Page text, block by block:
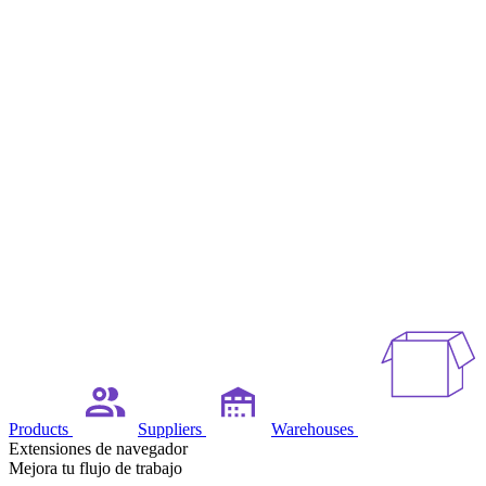
Products Suppliers Warehouses
Extensiones de navegador
Mejora tu flujo de trabajo